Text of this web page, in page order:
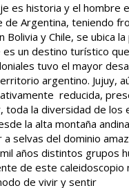
es historia y el hombre
Argentina, teniendo
Bolivia y Chile, se ubica
es un destino turístico
tuvo el mayor
argentino. Jujuy,
reducida,
toda la diversidad de los
la alta montaña
selvas del dominio
años distintos grupos
de este caleidoscopio
de vivir y sentir